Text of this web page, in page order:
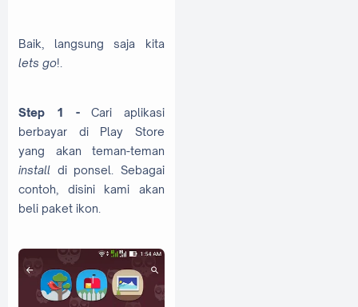
Baik, langsung saja kita
lets go!.
Step 1 - Cari aplikasi
berbayar di Play Store
yang akan teman-teman
install di ponsel. Sebagai
contoh, disini kami akan
beli paket ikon.